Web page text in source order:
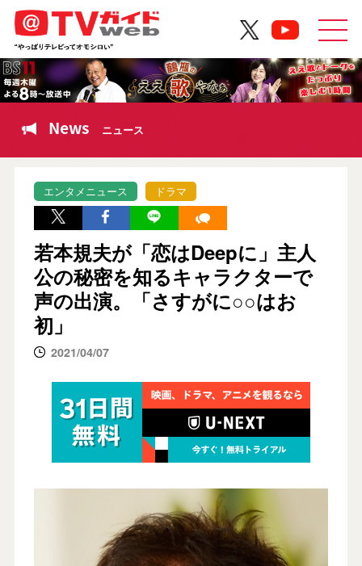
News ニュース
エンタメニュース ドラマ
若本規夫が「恋はDeepに」主人
公の秘密を知るキャラクターで
声の出演。「さすがに○○はお
初」
2021/04/07